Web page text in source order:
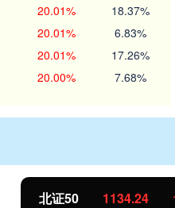
20.01% 18.37%
20.01% 6.83%
20.01% 17.26%
20.00% 7.68%
11.37 1.01%